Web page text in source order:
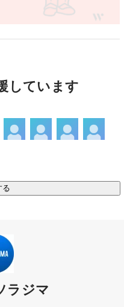
ドラマ化・アニメ化とい
への作品展開という成果に
縦読み漫画を。」という
を手がけています。
です』（天壱）や、アメ
録した『かたわれ令嬢が男
ビドラマ化された『恋フレ
野潤）など、様々な作品
してのときめきを、「広義
n0d61cb69d44b
の幅広い読者層を対象にバ
しています
る
ラジマ